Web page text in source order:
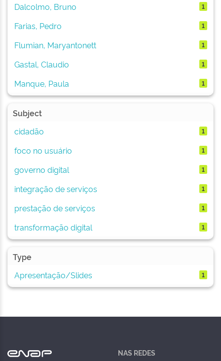
Dalcolmo, Bruno
1
Farias, Pedro 1
Flumian, Maryantonett 1
Gastal, Claudio 1
Manque, Paula 1
Subject
cidadão
1
foco no usuário 1
governo digital 1
integração de serviços 1
prestação de serviços 1
transformação digital 1
Type
Apresentação/Slides
1
NAS REDES